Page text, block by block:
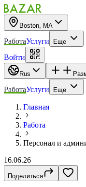
Boston, MA
РаботаУслуги Еще
Войти
Rus
РаботаУслуги Еще
Главная
Работа
Персонал и
16.06.26
Поделиться